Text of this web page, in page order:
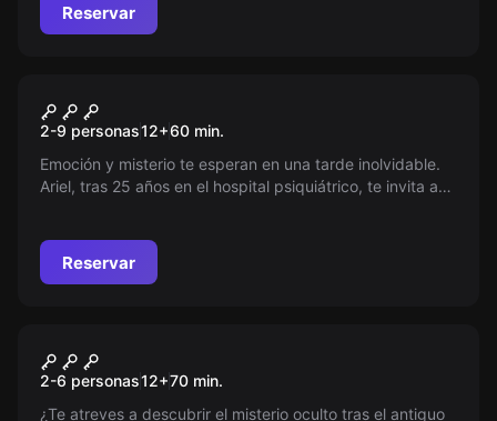
Reservar
Nuevo
El Juego De Ariel
2-9 personas12+60 min.
Emoción y misterio te esperan en una tarde inolvidable.
Ariel, tras 25 años en el hospital psiquiátrico, te invita a
aguardan en esta inesperada reunión familiar?
Reservar
Malum Escape Room
2-6 personas12+70 min.
¿Te atreves a descubrir el misterio oculto tras el antiguo